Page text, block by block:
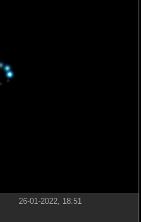
26-01-2022, 18:51